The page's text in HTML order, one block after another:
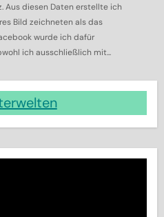
Aus diesen Daten erstellte ich
Bild zeichneten als das
wurde ich dafür
ich ausschließlich mit...